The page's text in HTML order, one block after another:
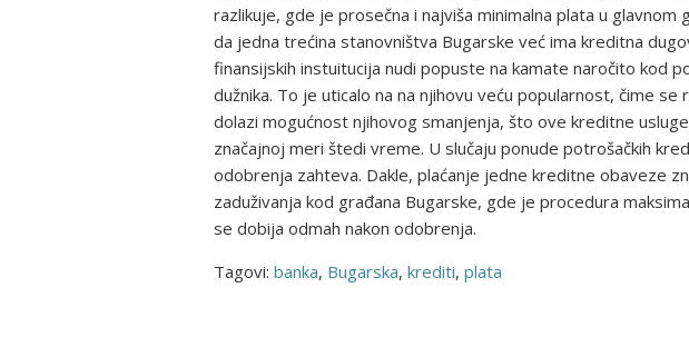
razlikuje, gde je prosečna i najviša minimalna plata u
da jedna trećina stanovništva Bugarske već ima kreditna
finansijskih instuitucija nudi popuste na kamate naročito kod
dužnika. To je uticalo na na njihovu veću popularnost, čime
dolazi mogućnost njihovog smanjenja, što ove kreditne
značajnoj meri štedi vreme. U slučaju ponude potrošačkih
odobrenja zahteva. Dakle, plaćanje jedne kreditne obaveze
zaduživanja kod građana Bugarske, gde je procedura
se dobija odmah nakon odobrenja.
Tagovi: banka, Bugarska, krediti, plata